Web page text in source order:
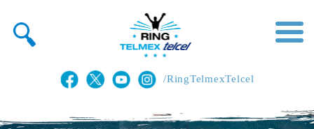
/RingTelmexTelcel